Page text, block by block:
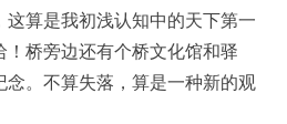
算是我初浅认知中的天下第一
桥旁边还有个桥文化馆和驿
念。不算失落，算是一种新的观